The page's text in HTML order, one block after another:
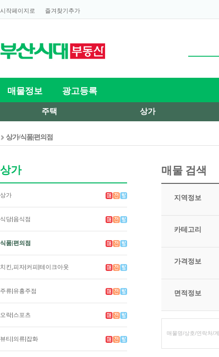
시작페이지로 즐겨찾기추가
매물정보 광고등록
주택 상가
상가/식품|편의점
상가
상가
식당|음식점
식품|편의점
치킨,피자|커피|테이크아웃
주류|유흥주점
오락|스포츠
뷰티|의류|잡화
매물 검색
지역정보
카테고리
가격정보
면적정보